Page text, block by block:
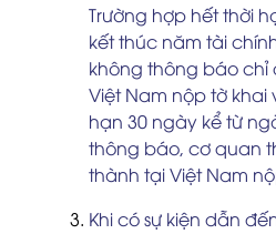
Trường hợp hết thời
kết thúc năm tài
không thông báo chỉ
Việt Nam nộp tờ
hạn 30 ngày kể từ
thông báo, cơ quan
thành tại Việt Nam
Khi có sự kiện dẫn